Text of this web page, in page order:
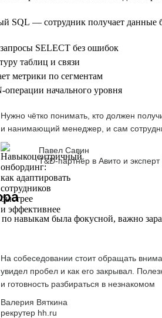
SQL — сотрудник получает данные
SELECT без ошибок
таблиц и связи
метрики по сегментам
операции начального уровня
Нужно чётко понимать, кто должен
и нанимающий менеджер, и сам
Павел Савин
T&D-партнёр в Авито и
навыкам была фокусной, важно
На собеседовании стоит обращать
увидел пробел и как его закрывал.
и готовность разбираться в незнакомом
Валерия Вяткина
рекрутер hh.ru